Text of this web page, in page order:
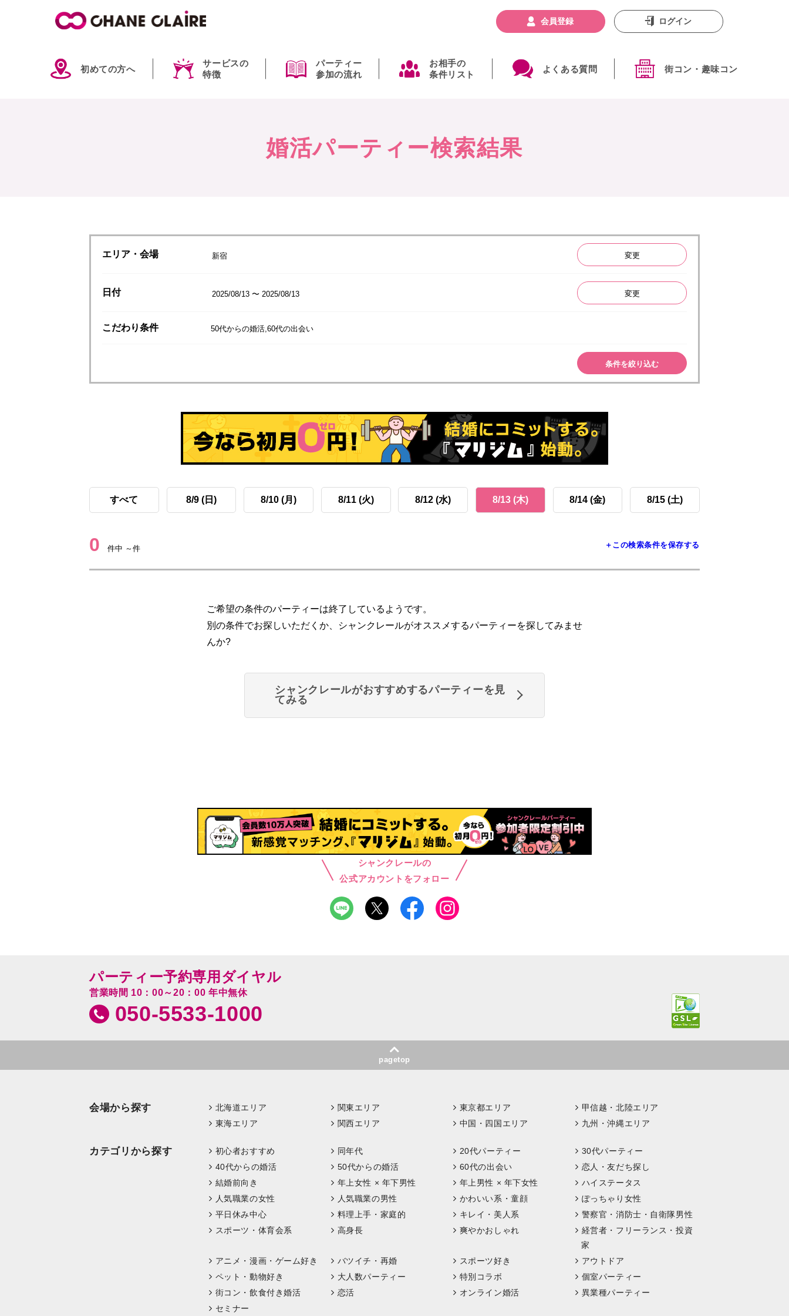
初めての方へ
サービスの
特徴
パーティー
参加の流れ
お相手の
条件リスト
よくある質問 街コン・趣味コン
会員登録 ログイン
婚活パーティー検索結果
エリア・会場 新宿 変更
日付 2025/08/13 〜 2025/08/13 変更
こだわり条件 50代からの婚活,60代の出会い
条件を絞り込む
すべて 8/9 (日) 8/10 (月) 8/11 (火) 8/12 (水) 8/13 (木) 8/14 (金) 8/15 (土)
0 件中 ～件 ＋この検索条件を保存する
ご希望の条件のパーティーは終了しているようです。
別の条件でお探しいただくか、シャンクレールがオススメするパーティーを探してみませ
んか?
シャンクレールがおすすめするパーティーを見
てみる
シャンクレールの
公式アカウントをフォロー
パーティー予約専用ダイヤル
営業時間 10：00～20：00 年中無休
050-5533-1000
pagetop
会場から探す 北海道エリア 関東エリア 東京都エリア
甲信越・北陸エリア
東海エリア
関西エリア 中国・四国エリア 九州・沖縄エリア
カテゴリから探す 初心者おすすめ 同年代 20代パーティー
30代パーティー
40代からの婚活
50代からの婚活 60代の出会い
恋人・友だち探し
結婚前向き
年上女性 × 年下男性 年上男性 × 年下女性
ハイステータス
人気職業の女性
人気職業の男性 かわいい系・童顔
ぽっちゃり女性
平日休み中心
料理上手・家庭的 キレイ・美人系
警察官・消防士・自衛隊男性
スポーツ・体育会系
高身長 爽やかおしゃれ
経営者・フリーランス・投資
家
アニメ・漫画・ゲーム好き
バツイチ・再婚 スポーツ好き
アウトドア
ペット・動物好き
大人数パーティー 特別コラボ
個室パーティー
街コン・飲食付き婚活
恋活 オンライン婚活
異業種パーティー
セミナー